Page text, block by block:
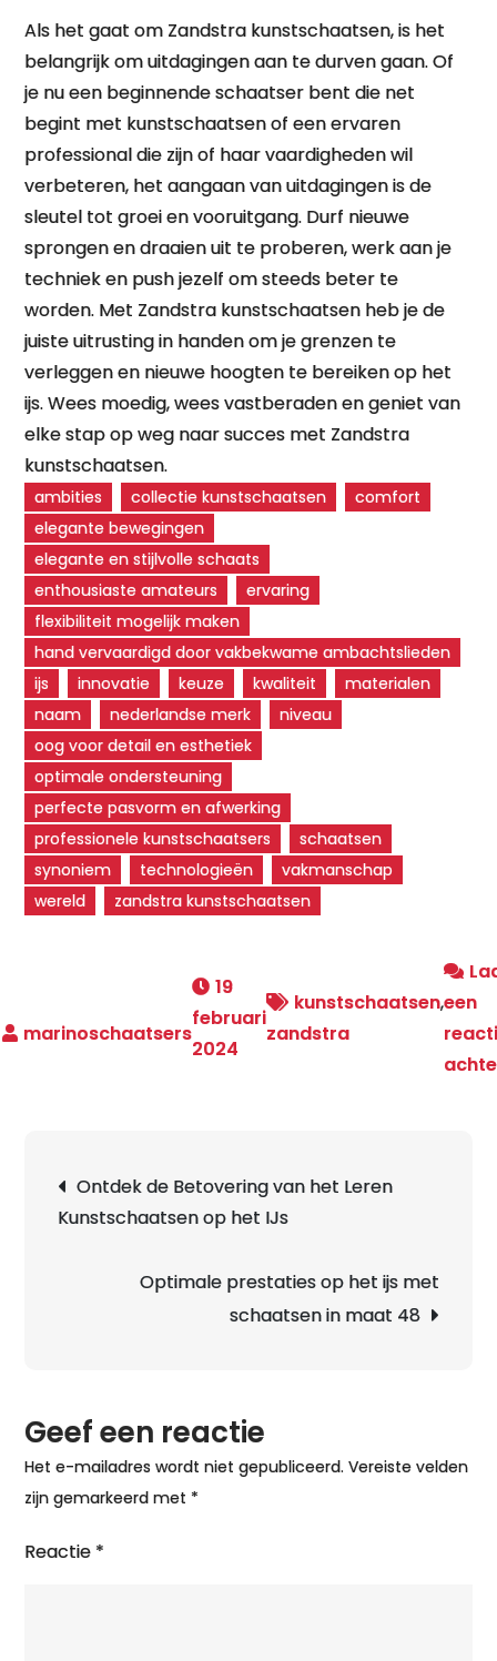
Als het gaat om Zandstra kunstschaatsen, is het
belangrijk om uitdagingen aan te durven gaan. Of
je nu een beginnende schaatser bent die net
begint met kunstschaatsen of een ervaren
professional die zijn of haar vaardigheden wil
verbeteren, het aangaan van uitdagingen is de
sleutel tot groei en vooruitgang. Durf nieuwe
sprongen en draaien uit te proberen, werk aan je
techniek en push jezelf om steeds beter te
worden. Met Zandstra kunstschaatsen heb je de
juiste uitrusting in handen om je grenzen te
verleggen en nieuwe hoogten te bereiken op het
ijs. Wees moedig, wees vastberaden en geniet van
elke stap op weg naar succes met Zandstra
kunstschaatsen.
ambities collectie kunstschaatsen
comfort
elegante bewegingen
elegante en stijlvolle schaats
enthousiaste amateurs
ervaring
flexibiliteit mogelijk maken
hand vervaardigd door vakbekwame ambachtslieden
ijs
innovatie keuze kwaliteit
materialen
naam
nederlandse merk
niveau
oog voor detail en esthetiek
optimale ondersteuning
perfecte pasvorm en afwerking
professionele kunstschaatsers
schaatsen
synoniem
technologieën
vakmanschap
wereld
zandstra kunstschaatsen
19
februari
2024
kunstschaatsen,
zandstra
een
Ontdek de Betovering van het Leren
Kunstschaatsen op het IJs
Optimale prestaties op het ijs met
schaatsen in maat 48
Geef een reactie
Het e-mailadres wordt niet gepubliceerd. Vereiste velden
zijn gemarkeerd met *
Reactie *